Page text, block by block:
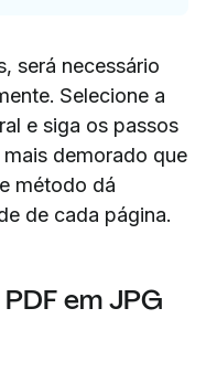
será necessário
Selecione a
e siga os passos
demorado que
método dá
de cada página.
em JPG